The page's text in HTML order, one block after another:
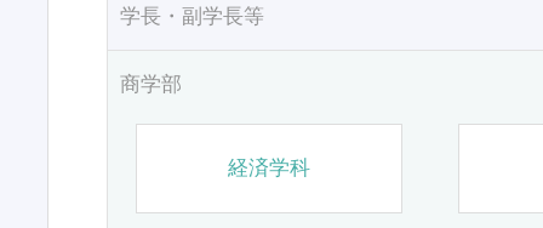
学長・副学長等
商学部
経済学科